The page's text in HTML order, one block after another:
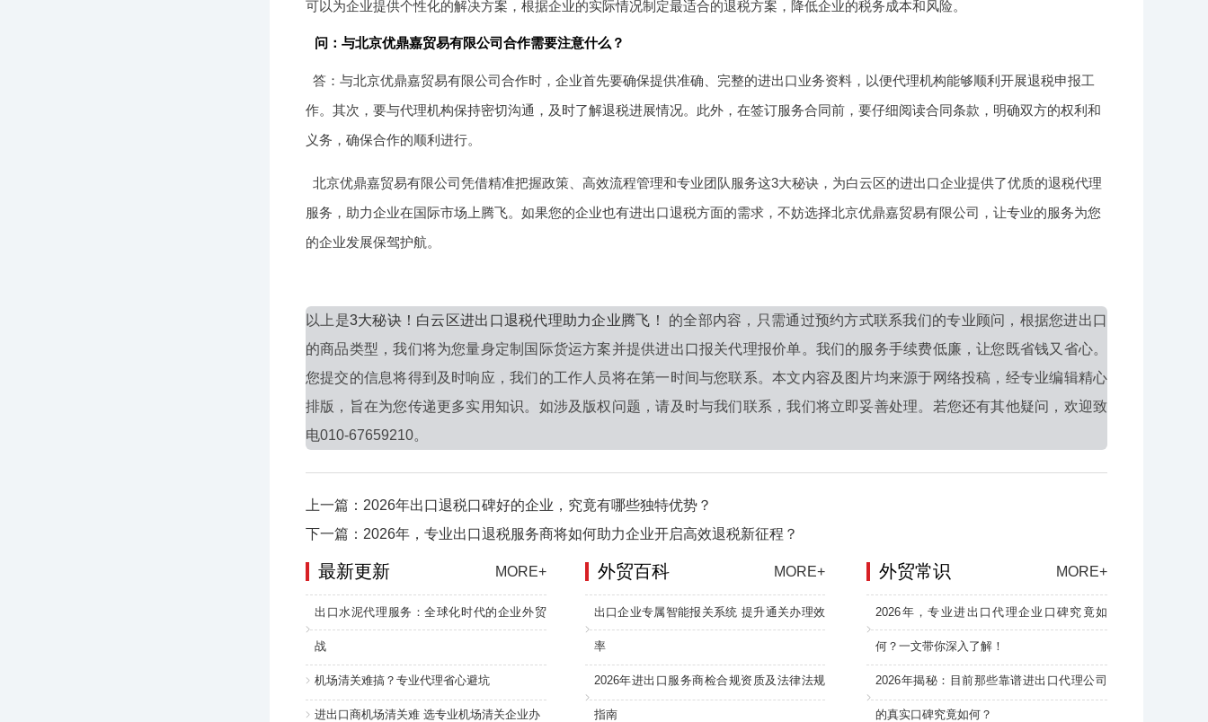
可以为企业提供个性化的解决方案，根据企业的实际情况制定最适合的退税方案，降低企业的税务成本和风险。
问：与北京优鼎嘉贸易有限公司合作需要注意什么？
答：与北京优鼎嘉贸易有限公司合作时，企业首先要确保提供准确、完整的进出口业务资料，以便代理机构能够顺利开展退税申报工
作。其次，要与代理机构保持密切沟通，及时了解退税进展情况。此外，在签订服务合同前，要仔细阅读合同条款，明确双方的权利和
义务，确保合作的顺利进行。
北京优鼎嘉贸易有限公司凭借精准把握政策、高效流程管理和专业团队服务这3大秘诀，为白云区的进出口企业提供了优质的退税代理
服务，助力企业在国际市场上腾飞。如果您的企业也有进出口退税方面的需求，不妨选择北京优鼎嘉贸易有限公司，让专业的服务为您
的企业发展保驾护航。
以上是3大秘诀！白云区进出口退税代理助力企业腾飞！ 的全部内容，只需通过预约方式联系我们的专业顾问，根据您进出口
的商品类型，我们将为您量身定制国际货运方案并提供进出口报关代理报价单。我们的服务手续费低廉，让您既省钱又省心。
您提交的信息将得到及时响应，我们的工作人员将在第一时间与您联系。本文内容及图片均来源于网络投稿，经专业编辑精心
排版，旨在为您传递更多实用知识。如涉及版权问题，请及时与我们联系，我们将立即妥善处理。若您还有其他疑问，欢迎致
电010-67659210。
上一篇：2026年出口退税口碑好的企业，究竟有哪些独特优势？
下一篇：2026年，专业出口退税服务商将如何助力企业开启高效退税新征程？
最新更新 MORE+
出口水泥代理服务：全球化时代的企业外贸
战
机场清关难搞？专业代理省心避坑
进出口商机场清关难 选专业机场清关企业办
外贸常识 MORE+
2026年，专业进出口代理企业口碑究竟如
何？一文带你深入了解！
2026年揭秘：目前那些靠谱进出口代理公司
的真实口碑究竟如何？
外贸百科 MORE+
出口企业专属智能报关系统 提升通关办理效
率
2026年进出口服务商检合规资质及法律法规
指南